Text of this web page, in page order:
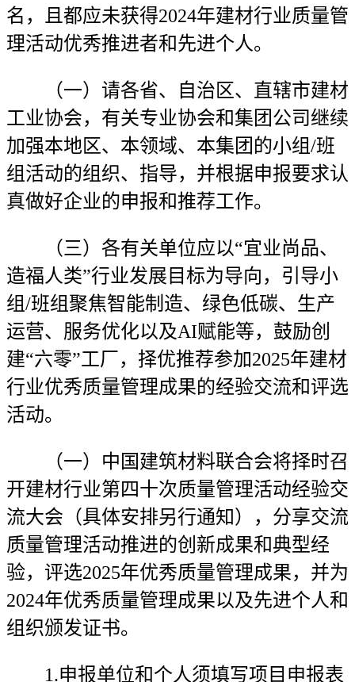
名，且都应未获得2024年建材行业质量管
理活动优秀推进者和先进个人。
（一）请各省、自治区、直辖市建材
工业协会，有关专业协会和集团公司继续
加强本地区、本领域、本集团的小组/班
组活动的组织、指导，并根据申报要求认
真做好企业的申报和推荐工作。
（三）各有关单位应以“宜业尚品、
造福人类”行业发展目标为导向，引导小
组/班组聚焦智能制造、绿色低碳、生产
运营、服务优化以及AI赋能等，鼓励创
建“六零”工厂，择优推荐参加2025年建材
行业优秀质量管理成果的经验交流和评选
活动。
（一）中国建筑材料联合会将择时召
开建材行业第四十次质量管理活动经验交
流大会（具体安排另行通知），分享交流
质量管理活动推进的创新成果和典型经
验，评选2025年优秀质量管理成果，并为
2024年优秀质量管理成果以及先进个人和
组织颁发证书。
1.申报单位和个人须填写项目申报表